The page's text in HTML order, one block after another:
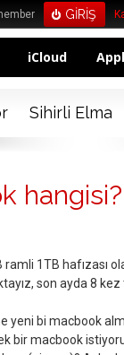
iCloud
Sihirli Elma
hangisi?
1TB hafızası
son ayda 8
yeni bi macbook
bir macbook